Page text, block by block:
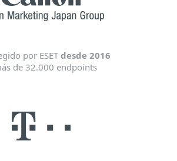
por ESETdesde 2016
de 32.000 endpoints